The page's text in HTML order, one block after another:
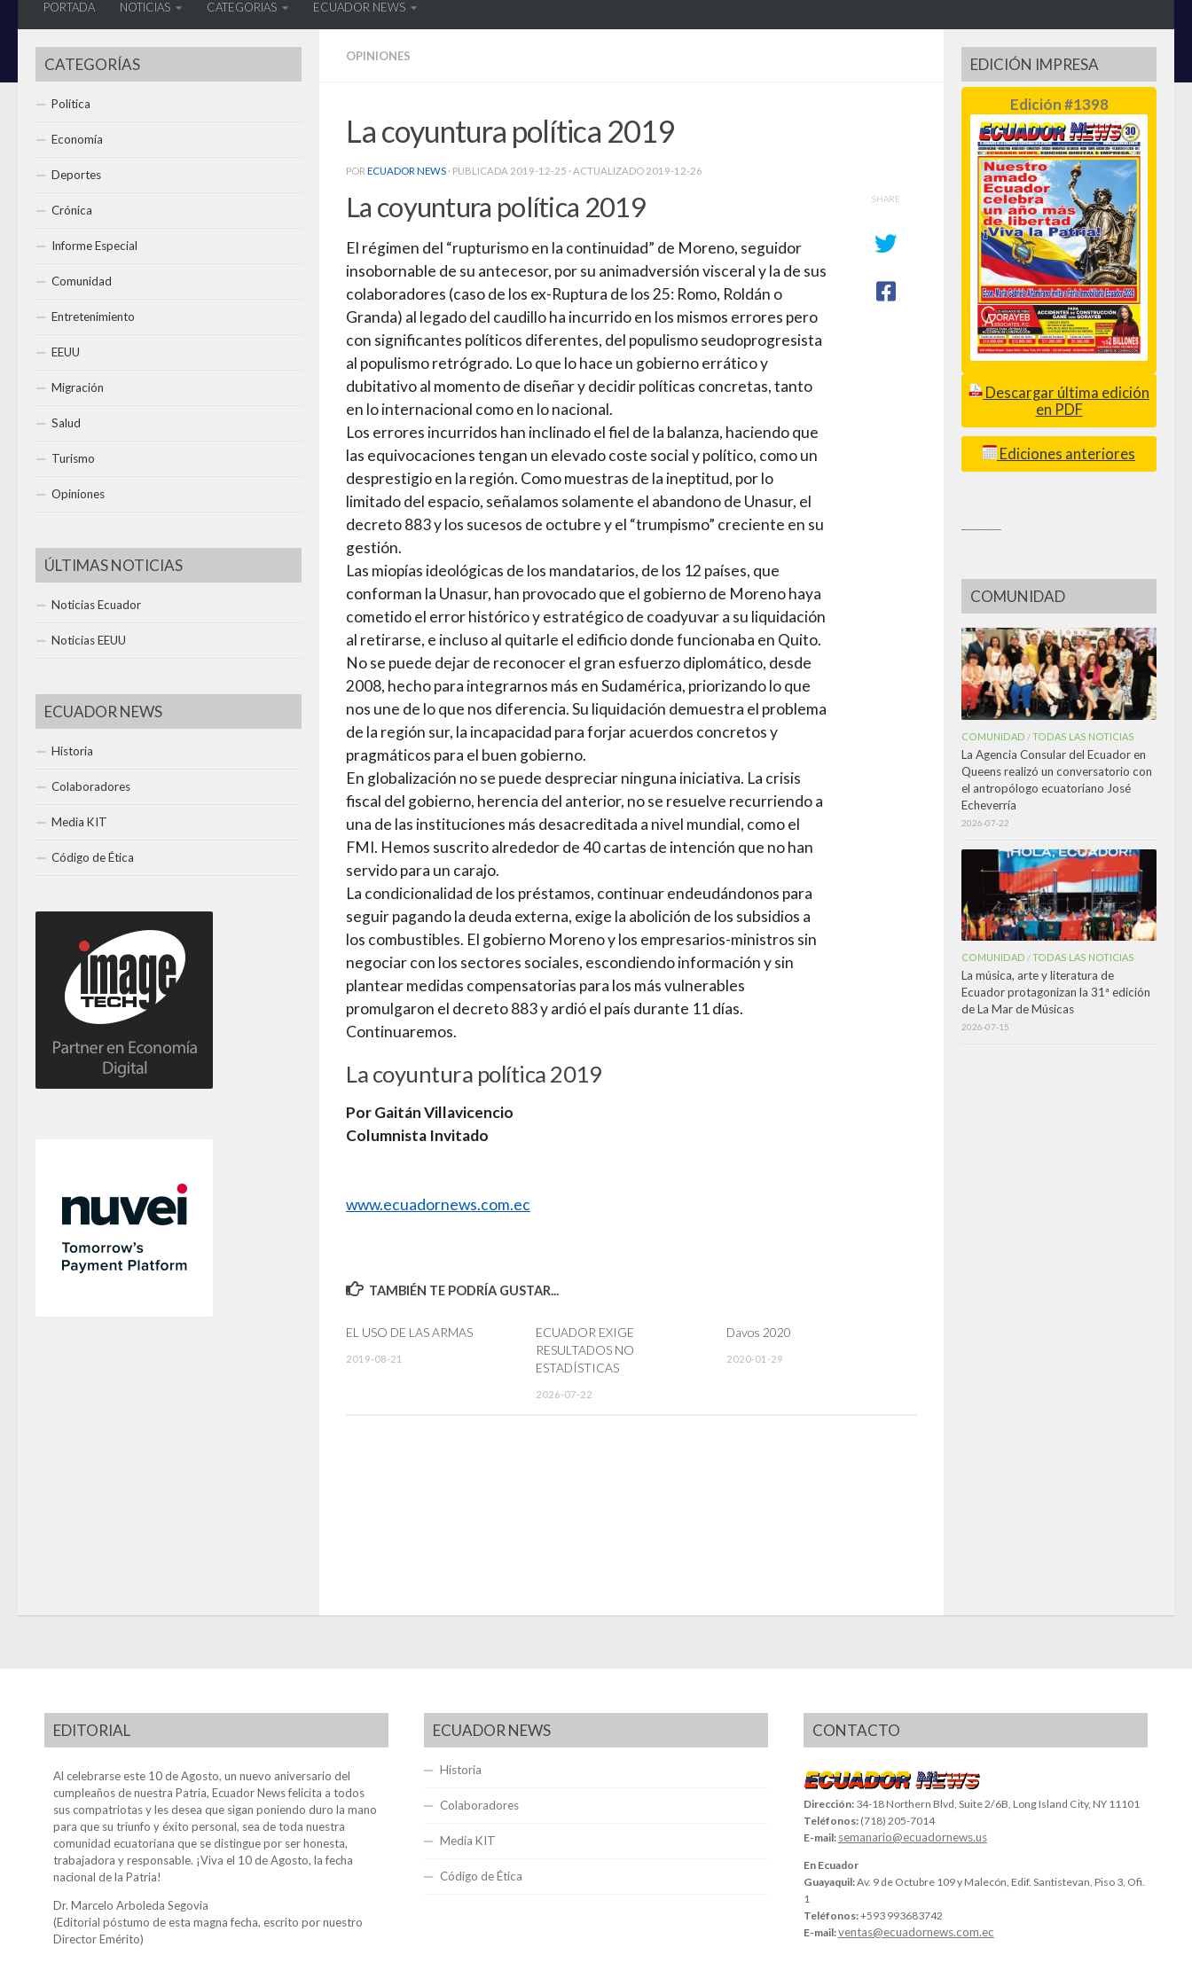
PORTADA NOTICIAS CATEGORIAS ECUADOR NEWS
OPINIONES
La coyuntura política 2019
POR ECUADOR NEWS · PUBLICADA 2019-12-25 · ACTUALIZADO 2019-12-26
La coyuntura política 2019
El régimen del “rupturismo en la continuidad” de Moreno, seguidor
insobornable de su antecesor, por su animadversión visceral y la de sus
colaboradores (caso de los ex-Ruptura de los 25: Romo, Roldán o
Granda) al legado del caudillo ha incurrido en los mismos errores pero
con significantes políticos diferentes, del populismo seudoprogresista
al populismo retrógrado. Lo que lo hace un gobierno errático y
dubitativo al momento de diseñar y decidir políticas concretas, tanto
en lo internacional como en lo nacional.
Los errores incurridos han inclinado el fiel de la balanza, haciendo que
las equivocaciones tengan un elevado coste social y político, como un
desprestigio en la región. Como muestras de la ineptitud, por lo
limitado del espacio, señalamos solamente el abandono de Unasur, el
decreto 883 y los sucesos de octubre y el “trumpismo” creciente en su
gestión.
Las miopías ideológicas de los mandatarios, de los 12 países, que
conforman la Unasur, han provocado que el gobierno de Moreno haya
cometido el error histórico y estratégico de coadyuvar a su liquidación
al retirarse, e incluso al quitarle el edificio donde funcionaba en Quito.
No se puede dejar de reconocer el gran esfuerzo diplomático, desde
2008, hecho para integrarnos más en Sudamérica, priorizando lo que
nos une de lo que nos diferencia. Su liquidación demuestra el problema
de la región sur, la incapacidad para forjar acuerdos concretos y
pragmáticos para el buen gobierno.
En globalización no se puede despreciar ninguna iniciativa. La crisis
fiscal del gobierno, herencia del anterior, no se resuelve recurriendo a
una de las instituciones más desacreditada a nivel mundial, como el
FMI. Hemos suscrito alrededor de 40 cartas de intención que no han
servido para un carajo.
La condicionalidad de los préstamos, continuar endeudándonos para
seguir pagando la deuda externa, exige la abolición de los subsidios a
los combustibles. El gobierno Moreno y los empresarios-ministros sin
negociar con los sectores sociales, escondiendo información y sin
plantear medidas compensatorias para los más vulnerables
promulgaron el decreto 883 y ardió el país durante 11 días.
Continuaremos.
La coyuntura política 2019
Por Gaitán Villavicencio
Columnista Invitado
www.ecuadornews.com.ec
SHARE
TAMBIÉN TE PODRÍA GUSTAR...
EL USO DE LAS ARMAS
2019-08-21
ECUADOR EXIGE
RESULTADOS NO
ESTADÍSTICAS
2026-07-22
Davos 2020
2020-01-29
CATEGORÍAS
Política
Economía
Deportes
Crónica
Informe Especial
Comunidad
Entretenimiento
EEUU
Migración
Salud
Turismo
Opiniones
ÚLTIMAS NOTICIAS
Noticias Ecuador
Noticias EEUU
ECUADOR NEWS
Historia
Colaboradores
Media KIT
Código de Ética
EDICIÓN IMPRESA
Edición #1398
Descargar última edición
en PDF
Ediciones anteriores
COMUNIDAD
COMUNIDAD /TODAS LAS NOTICIAS
La Agencia Consular del Ecuador en
Queens realizó un conversatorio con
el antropólogo ecuatoriano José
Echeverría
2026-07-22
COMUNIDAD /TODAS LAS NOTICIAS
La música, arte y literatura de
Ecuador protagonizan la 31ª edición
de La Mar de Músicas
2026-07-15
EDITORIAL
Al celebrarse este 10 de Agosto, un nuevo aniversario del
cumpleaños de nuestra Patria, Ecuador News felicita a todos
sus compatriotas y les desea que sigan poniendo duro la mano
para que su triunfo y éxito personal, sea de toda nuestra
comunidad ecuatoriana que se distingue por ser honesta,
trabajadora y responsable. ¡Viva el 10 de Agosto, la fecha
nacional de la Patria!
Dr. Marcelo Arboleda Segovia
(Editorial póstumo de esta magna fecha, escrito por nuestro
Director Emérito)
ECUADOR NEWS
Historia
Colaboradores
Media KIT
Código de Ética
CONTACTO
Dirección: 34-18 Northern Blvd, Suite 2/6B, Long Island City, NY 11101
Teléfonos: (718) 205-7014
E-mail: semanario@ecuadornews.us
En Ecuador
Guayaquil:Av. 9 de Octubre 109 y Malecón, Edif. Santistevan, Piso 3, Ofi.
1
Teléfonos:+593 993683742
E-mail:ventas@ecuadornews.com.ec